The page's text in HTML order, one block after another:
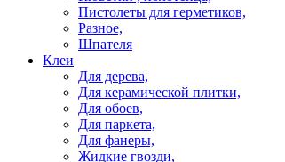
Пистолеты для герметиков,
Разное,
Шпателя
Клеи
Для дерева,
Для керамической плитки,
Для обоев,
Для паркета,
Для фанеры,
Жидкие гвозди,